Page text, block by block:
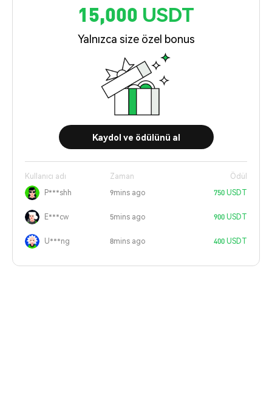
15,000 USDT
Yalnızca size özel bonus
Kaydol ve ödülünü al
Kullanıcı adı Zaman
Ödül
P***shh
9mins ago 750 USDT
E***cw 5mins ago 900 USDT
U***ng 8mins ago 400 USDT